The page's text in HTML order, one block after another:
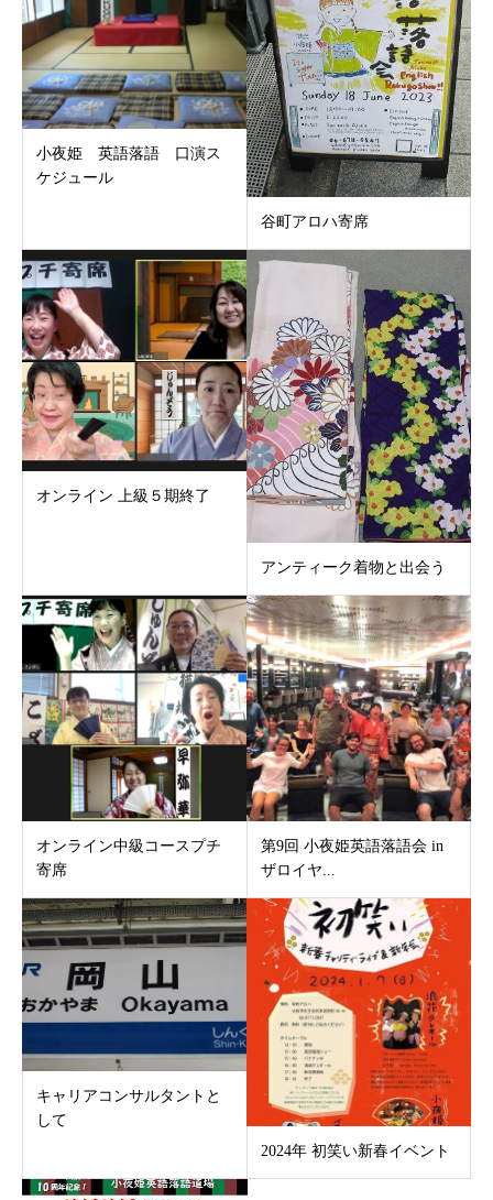
小夜姫 英語落語 口演ス
ケジュール
谷町アロハ寄席
オンライン 上級５期終了
アンティーク着物と出会う
オンライン中級コースプチ
寄席
第9回 小夜姫英語落語会 in
ザロイヤ...
キャリアコンサルタントと
して
2024年 初笑い新春イベント